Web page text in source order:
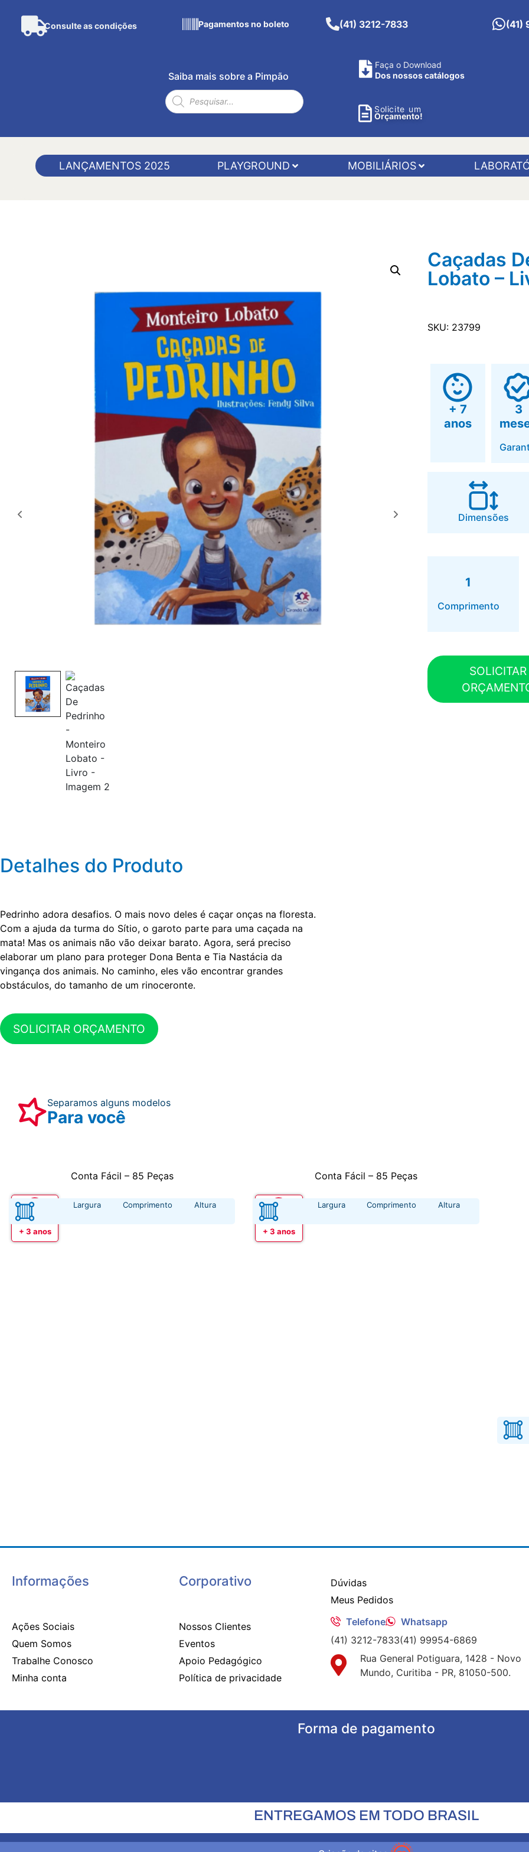
Consulte as condições Pagamentos no boleto (41) 3212-7833 (41)
Saiba mais sobre a Pimpão
Faça o Download
Dos nossos catálogos
Solicite um
Orçamento!
LANÇAMENTOS 2025 PLAYGROUND MOBILIÁRIOS
Caçadas
Lobato –
SKU: 23799
+ 7
anos
3
Dimensões
1
Comprimento
SOLICITAR
Detalhes do Produto
Pedrinho adora desafios. O mais novo deles é caçar onças na floresta.
Com a ajuda da turma do Sítio, o garoto parte para uma caçada na
mata! Mas os animais não vão deixar barato. Agora, será preciso
elaborar um plano para proteger Dona Benta e Tia Nastácia da
vingança dos animais. No caminho, eles vão encontrar grandes
obstáculos, do tamanho de um rinoceronte.
SOLICITAR ORÇAMENTO
Separamos alguns modelos
Para você
Idade
+ 3 anos
Conta Fácil – 85 Peças
Largura Comprimento Altura
Idade
+ 3 anos
Conta Fácil – 85 Peças
Largura Comprimento Altura
Informações
Ações Sociais
Quem Somos
Trabalhe Conosco
Minha conta
Corporativo
Nossos Clientes
Eventos
Apoio Pedagógico
Política de privacidade
Dúvidas
Meus Pedidos
Telefone
Whatsapp
(41) 3212-7833(41) 99954-6869
Rua General Potiguara, 1428 - Novo
Mundo, Curitiba - PR, 81050-500.
Forma de pagamento
ENTREGAMOS EM TODO BRASIL